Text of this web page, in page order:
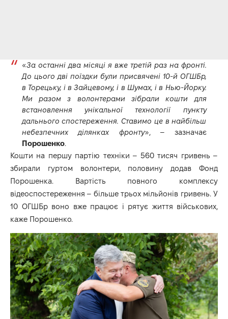
«За останні два місяці я вже третій раз на фронті.
До цього дві поїздки були присвячені 10-й ОГШБр,
в Торецьку, і в Зайцевому, і в Шумах, і в Нью-Йорку.
Ми разом з волонтерами зібрали кошти для
встановлення унікальної технології пункту
дальнього спостереження. Ставимо це в найбільш
небезпечних ділянках фронту», – зазначає
Порошенко.
Кошти на першу партію техніки – 560 тисяч гривень –
збирали гуртом волонтери, половину додав Фонд
Порошенка. Вартість повного комплексу
відеоспостереження – більше трьох мільйонів гривень. У
10 ОГШБр воно вже працює і рятує життя військових,
каже Порошенко.